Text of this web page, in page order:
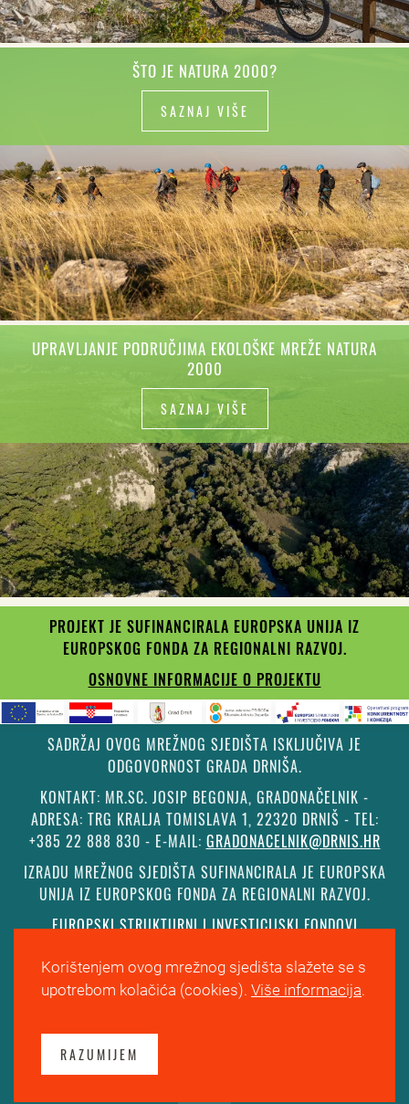
ŠTO JE NATURA 2000?
SAZNAJ VIŠE
UPRAVLJANJE PODRUČJIMA EKOLOŠKE MREŽE NATURA
2000
SAZNAJ VIŠE
PROJEKT JE SUFINANCIRALA EUROPSKA UNIJA IZ
EUROPSKOG FONDA ZA REGIONALNI RAZVOJ.
OSNOVNE INFORMACIJE O PROJEKTU
SADRŽAJ OVOG MREŽNOG SJEDIŠTA ISKLJUČIVA JE
ODGOVORNOST GRADA DRNIŠA.
KONTAKT: MR.SC. JOSIP BEGONJA, GRADONAČELNIK -
ADRESA: TRG KRALJA TOMISLAVA 1, 22320 DRNIŠ - TEL:
+385 22 888 830 - E-MAIL: GRADONACELNIK@DRNIS.HR
IZRADU MREŽNOG SJEDIŠTA SUFINANCIRALA JE EUROPSKA
UNIJA IZ EUROPSKOG FONDA ZA REGIONALNI RAZVOJ.
EUROPSKI STRUKTURNI I INVESTICIJSKI FONDOVI
© Grad Drniš . Sva prava zadržana. Izjava o kolačićima
Digitalna pristupačnost
. Izrada, hosting i održavanje
Korištenjem ovog mrežnog sjedišta slažete se s
upotrebom kolačića (cookies). Više informacija.
RAZUMIJEM